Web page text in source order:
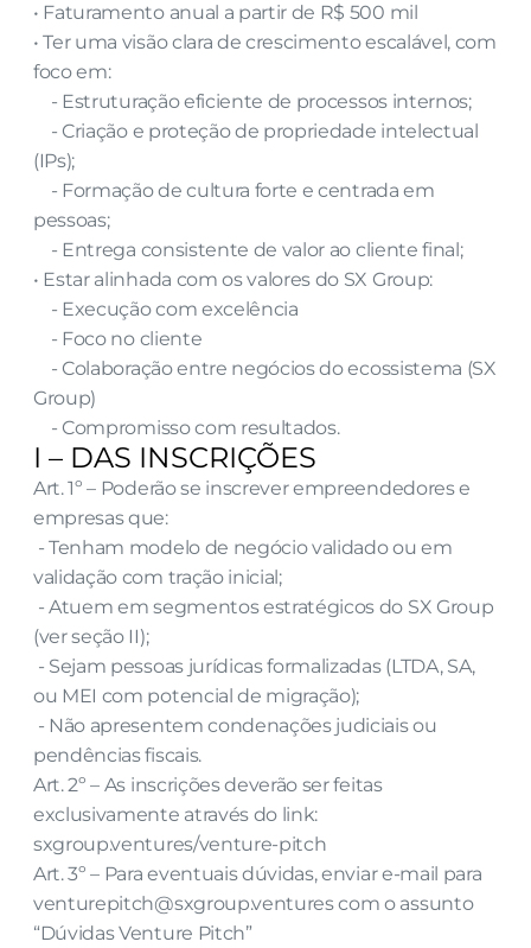
• Faturamento anual a partir de R$ 500 mil
• Ter uma visão clara de crescimento escalável, com
foco em:
- Estruturação eficiente de processos internos;
- Criação e proteção de propriedade intelectual
(IPs);
- Formação de cultura forte e centrada em
pessoas;
- Entrega consistente de valor ao cliente final;
• Estar alinhada com os valores do SX Group:
- Execução com excelência
- Foco no cliente
- Colaboração entre negócios do ecossistema (SX
Group)
- Compromisso com resultados.
I – DAS INSCRIÇÕES
Art. 1º – Poderão se inscrever empreendedores e
empresas que:
- Tenham modelo de negócio validado ou em
validação com tração inicial;
- Atuem em segmentos estratégicos do SX Group
(ver seção II);
- Sejam pessoas jurídicas formalizadas (LTDA, SA,
ou MEI com potencial de migração);
- Não apresentem condenações judiciais ou
pendências fiscais.
Art. 2º – As inscrições deverão ser feitas
exclusivamente através do link:
sxgroup.ventures/venture-pitch
Art. 3º – Para eventuais dúvidas, enviar e-mail para
venturepitch@sxgroup.ventures com o assunto
“Dúvidas Venture Pitch”